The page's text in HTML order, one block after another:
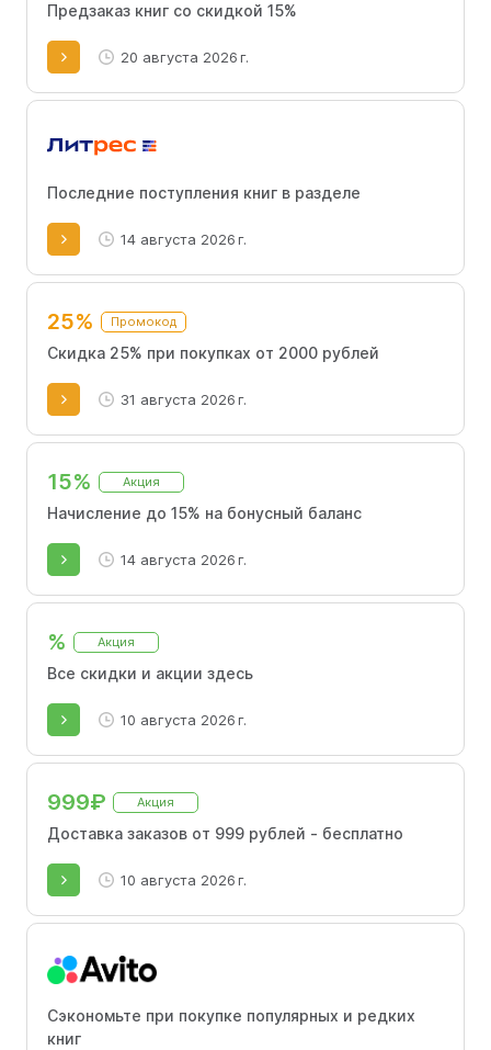
Предзаказ книг со скидкой 15%
20 августа 2026 г.
Последние поступления книг в разделе
14 августа 2026 г.
25% Промокод
Скидка 25% при покупках от 2000 рублей
31 августа 2026 г.
15% Акция
Начисление до 15% на бонусный баланс
14 августа 2026 г.
% Акция
Все скидки и акции здесь
10 августа 2026 г.
999₽ Акция
Доставка заказов от 999 рублей - бесплатно
10 августа 2026 г.
Сэкономьте при покупке популярных и редких
книг